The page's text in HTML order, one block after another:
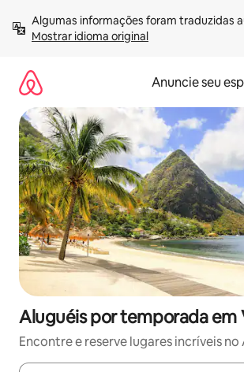
para
Mostrar idioma original
Anuncie seu
Aluguéis por temporada em
Encontre e reserve lugares incríveis